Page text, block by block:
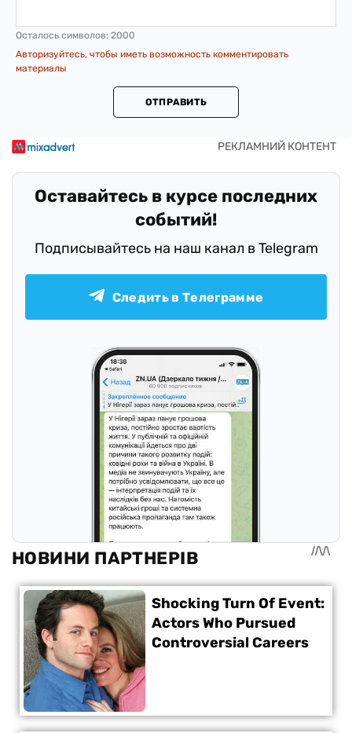
Осталось символов: 2000
Авторизуйтесь, чтобы иметь возможность комментировать
материалы
ОТПРАВИТЬ
Оставайтесь в курсе последних
событий!
Подписывайтесь на наш канал в Telegram
Следить в Телеграмме